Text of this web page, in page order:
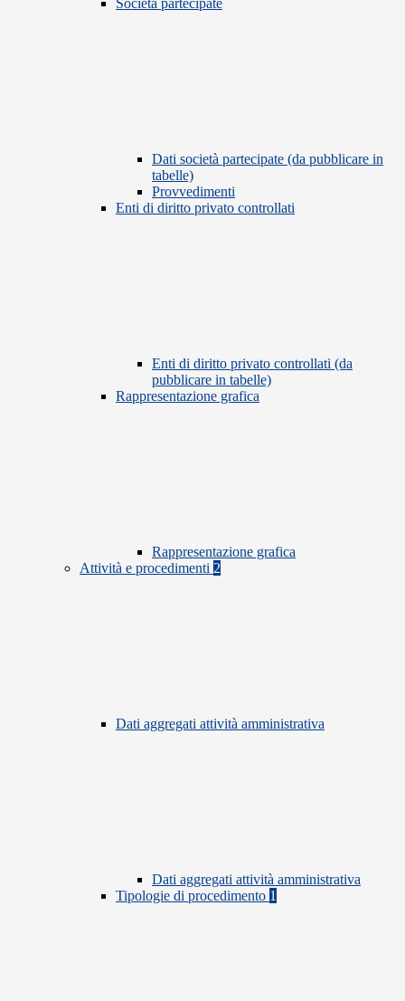
Società partecipate
Dati società partecipate (da pubblicare in
tabelle)
Provvedimenti
Enti di diritto privato controllati
Enti di diritto privato controllati (da
pubblicare in tabelle)
Rappresentazione grafica
Rappresentazione grafica
Attività e procedimenti 2
Dati aggregati attività amministrativa
Dati aggregati attività amministrativa
Tipologie di procedimento 1